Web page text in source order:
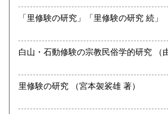
沿線名：つくばエクスプレス
最寄駅：つくば駅
定休日：不定期OPEN
出張買取いたします。
取り扱い分野
「里修験の研究」「里修験の研究 続
白山・
里修験の研究 （宮本袈裟雄 著）